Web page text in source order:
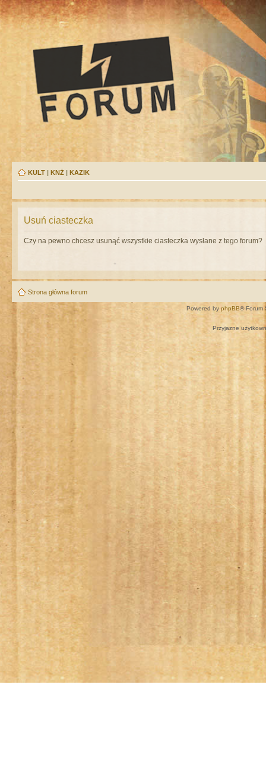
KULT | KNŻ | KAZIK
Usuń ciasteczka
Czy na pewno chcesz usunąć wszystkie ciasteczka wysłane z tego forum?
Strona główna forum
Powered by phpBB® Forum
Przyjazne